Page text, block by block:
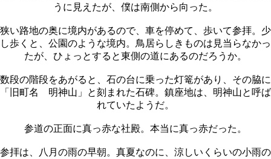
うに見えたが、僕は南側から向った。
狭い路地の奥に境内があるので、車を停めて、歩いて参拝。少
し歩くと、公園のような境内。鳥居らしきものは見当らなかっ
たが、ひょっとすると東側の道にあるのだろうか。
数段の階段をあがると、石の台に乗った灯篭があり、その脇に
「旧町名 明神山」と刻まれた石碑。鎮座地は、明神山と呼ば
れていたようだ。
参道の正面に真っ赤な社殿。本当に真っ赤だった。
参拝は、八月の雨の早朝。真夏なのに、涼しいくらいの小雨の